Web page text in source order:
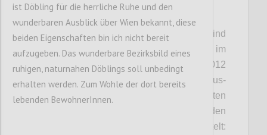
P2
DÖBLING/FLORIDSDORF. Die Pläne sind
schon sehr weit gediehen, jetzt werden sie im
Detail der Öffentlichkeit präsentiert. 2012
hatten die Betreiber, die Genial Tourismus-
und Projektentwicklungs GmbH, zum ersten
Mal die Idee, eine Seilbahn auf den
Kahlenberg zu bauen. Seitdem wird getüftelt:
ist Döbling für die herrliche Ruhe und den
wunderbaren Ausblick über Wien bekannt, diese
beiden Eigenschaften bin ich nicht bereit
aufzugeben. Das wunderbare Bezirksbild eines
ruhigen, naturnahen Döblings soll unbedingt
erhalten werden. Zum Wohle der dort bereits
lebenden BewohnerInnen.